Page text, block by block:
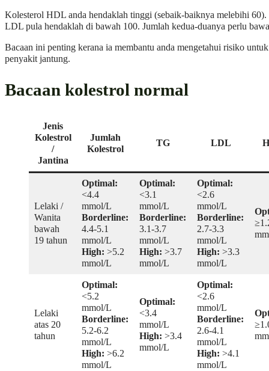
Kolesterol HDL anda hendaklah tinggi (sebaik-baiknya melebihi
LDL pula hendaklah di bawah 100. Jumlah kedua-duanya perlu
Bacaan ini penting kerana ia membantu anda mengetahui risiko
penyakit jantung.
Bacaan kolestrol normal
Jenis
Kolestrol
/
Jantina
Jumlah
Kolestrol
TG LDL
Lelaki /
Wanita
bawah
19 tahun
Optimal:
<4.4
mmol/L
Borderline:
4.4-5.1
mmol/L
High: >5.2
mmol/L
Optimal:
<3.1
mmol/L
Borderline:
3.1-3.7
mmol/L
High:>3.7
mmol/L
Optimal:
<2.6
mmol/L
Borderline:
2.7-3.3
mmol/L
High:>3.3
mmol/L
Lelaki
atas 20
tahun
Optimal:
<5.2
mmol/L
Borderline:
5.2-6.2
mmol/L
High: >6.2
mmol/L
Optimal:
<3.4
mmol/L
High: >3.4
mmol/L
Optimal:
<2.6
mmol/L
Borderline:
2.6-4.1
mmol/L
High: >4.1
mmol/L